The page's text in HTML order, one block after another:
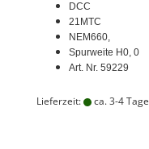
DCC
21MTC
NEM660,
Spurweite H0, 0
Art. Nr. 59229
Lieferzeit: ca. 3-4 Tage